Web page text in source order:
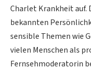
Charlet Krankheit auf.
bekannten
sensible Themen wie
vielen Menschen als
Fernsehmoderatorin